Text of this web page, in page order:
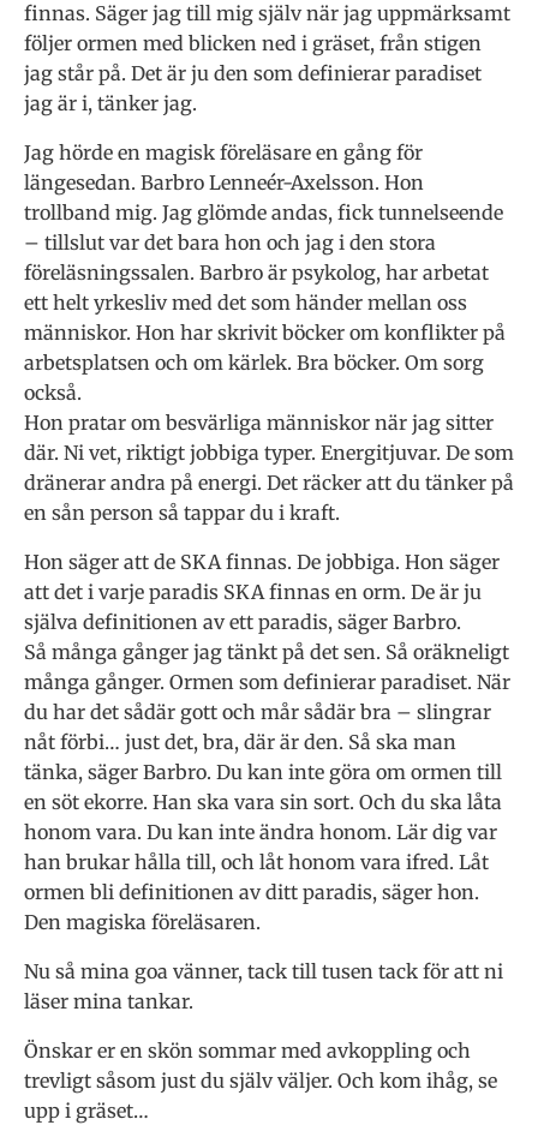
finnas. Säger jag till mig själv när jag uppmärksamt
följer ormen med blicken ned i gräset, från stigen
jag står på. Det är ju den som definierar paradiset
jag är i, tänker jag.
Jag hörde en magisk föreläsare en gång för
längesedan. Barbro Lenneér-Axelsson. Hon
trollband mig. Jag glömde andas, fick tunnelseende
– tillslut var det bara hon och jag i den stora
föreläsningssalen. Barbro är psykolog, har arbetat
ett helt yrkesliv med det som händer mellan oss
människor. Hon har skrivit böcker om konflikter på
arbetsplatsen och om kärlek. Bra böcker. Om sorg
också.
Hon pratar om besvärliga människor när jag sitter
där. Ni vet, riktigt jobbiga typer. Energitjuvar. De som
dränerar andra på energi. Det räcker att du tänker på
en sån person så tappar du i kraft.
Hon säger att de SKA finnas. De jobbiga. Hon säger
att det i varje paradis SKA finnas en orm. De är ju
själva definitionen av ett paradis, säger Barbro.
Så många gånger jag tänkt på det sen. Så oräkneligt
många gånger. Ormen som definierar paradiset. När
du har det sådär gott och mår sådär bra – slingrar
nåt förbi… just det, bra, där är den. Så ska man
tänka, säger Barbro. Du kan inte göra om ormen till
en söt ekorre. Han ska vara sin sort. Och du ska låta
honom vara. Du kan inte ändra honom. Lär dig var
han brukar hålla till, och låt honom vara ifred. Låt
ormen bli definitionen av ditt paradis, säger hon.
Den magiska föreläsaren.
Nu så mina goa vänner, tack till tusen tack för att ni
läser mina tankar.
Önskar er en skön sommar med avkoppling och
trevligt såsom just du själv väljer. Och kom ihåg, se
upp i gräset…